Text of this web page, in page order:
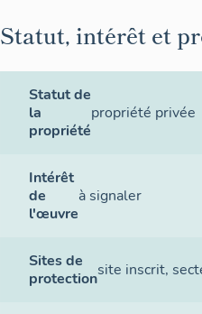
Statut, intérêt et
Statut de
la
propriété
propriété privée
Intérêt
de
l'œuvre
à signaler
Sites de
protectionsite inscrit,